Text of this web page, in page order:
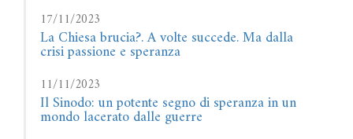
17/11/2023
La Chiesa brucia?. A volte succede. Ma dalla
crisi passione e speranza
11/11/2023
Il Sinodo: un potente segno di speranza in un
mondo lacerato dalle guerre